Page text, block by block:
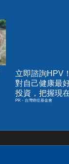
立即諮詢HPV
對自己健康最
投資，把握現
嫌晚！
PR・台灣癌症基金會